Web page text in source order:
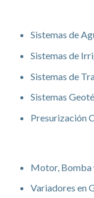
Sistemas de
Sistemas de
Sistemas de
Sistemas
Presurización
Motor, Bomba
Variadores en